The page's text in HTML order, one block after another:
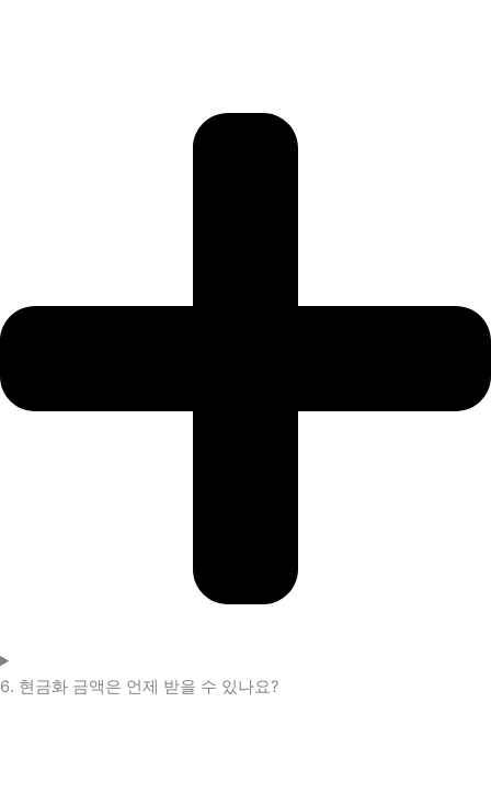
6. 현금화 금액은 언제 받을 수 있나요?